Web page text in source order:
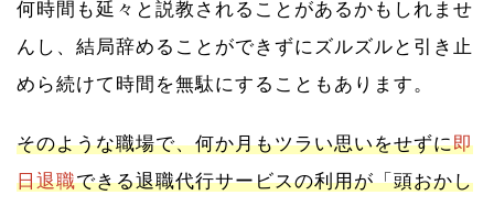
何時間も延々と説教されることがあるかもしれませ
んし、結局辞めることができずにズルズルと引き止
めら続けて時間を無駄にすることもあります。
そのような職場で、何か月もツラい思いをせずに即
日退職できる退職代行サービスの利用が「頭おかし